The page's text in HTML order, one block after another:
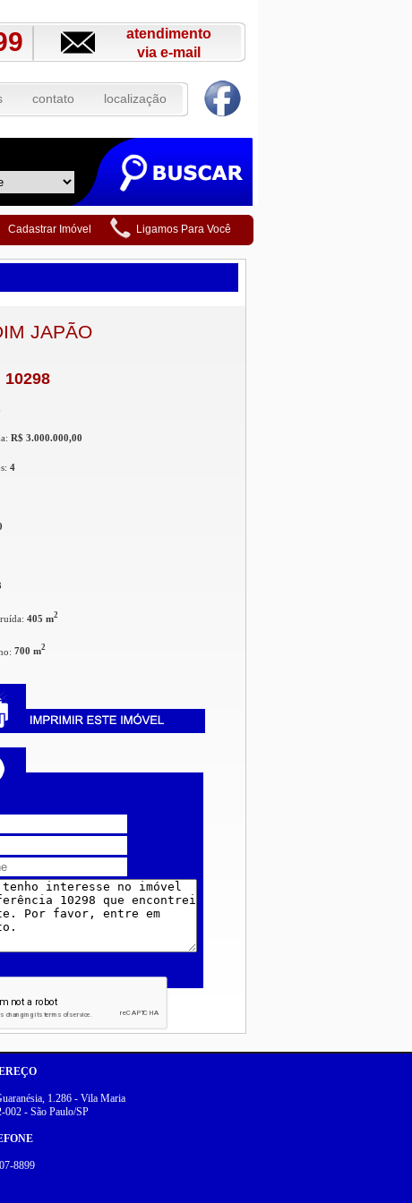
atendimento
via e-mail
contato localização
Cadastrar Imóvel Ligamos Para Você
JAPÃO
10298
R$ 3.000.000,00
4
405 m2
700 m2
1.286 - Vila Maria
002 - São Paulo/SP
8899